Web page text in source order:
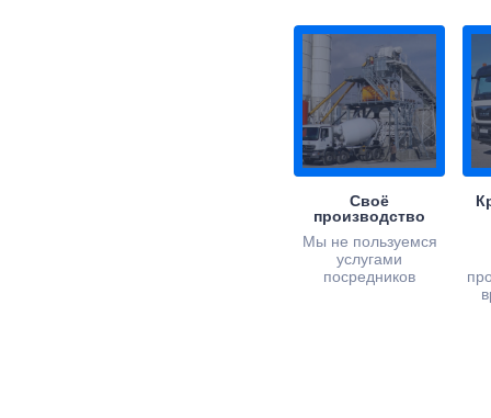
Своё
производство
Мы не пользуемся
услугами
посредников